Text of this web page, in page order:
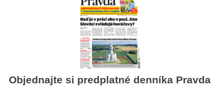
Objednajte si predplatné denníka Pravda